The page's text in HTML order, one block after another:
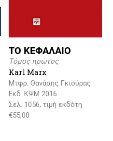
TO ΚΕΦΑΛΑΙΟ
Τόμος πρώτος
Karl Marx
Μτφρ. Θανάσης Γκιούρας
Εκδ. ΚΨΜ 2016
Σελ. 1056, τιμή εκδότη
€55,00